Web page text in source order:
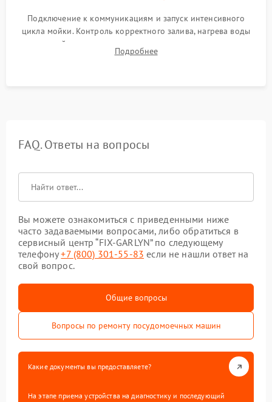
Подключение к коммуникациям и запуск интенсивного
цикла мойки. Контроль корректного залива, нагрева воды
до нужной температуры, отсутствия посторонних шумов,
штатного слива и абсолютной сухости в поддоне.
Подробнее
FAQ. Ответы на вопросы
Вы можете ознакомиться с приведенными ниже
часто задаваемыми вопросами, либо обратиться в
сервисный центр “FIX-GARLYN” по следующему
телефону+7 (800) 301-55-83 если не нашли ответ на
свой вопрос.
Общие вопросы
Вопросы по ремонту посудомоечных машин
Какие документы вы предоставляете?
На этапе приема устройства на диагностику и последующий